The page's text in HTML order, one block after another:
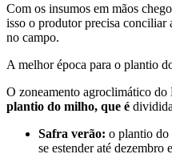
Com os insumos em mãos
isso o produtor precisa conciliar
no campo.
A melhor época para o plantio
O zoneamento agroclimático
plantio do milho, que é
Safra verão: o plantio do
se estender até dezembro